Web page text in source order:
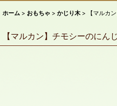
ホーム > おもちゃ > かじり木 > 【マルカ
【マルカン】チモシーのにん